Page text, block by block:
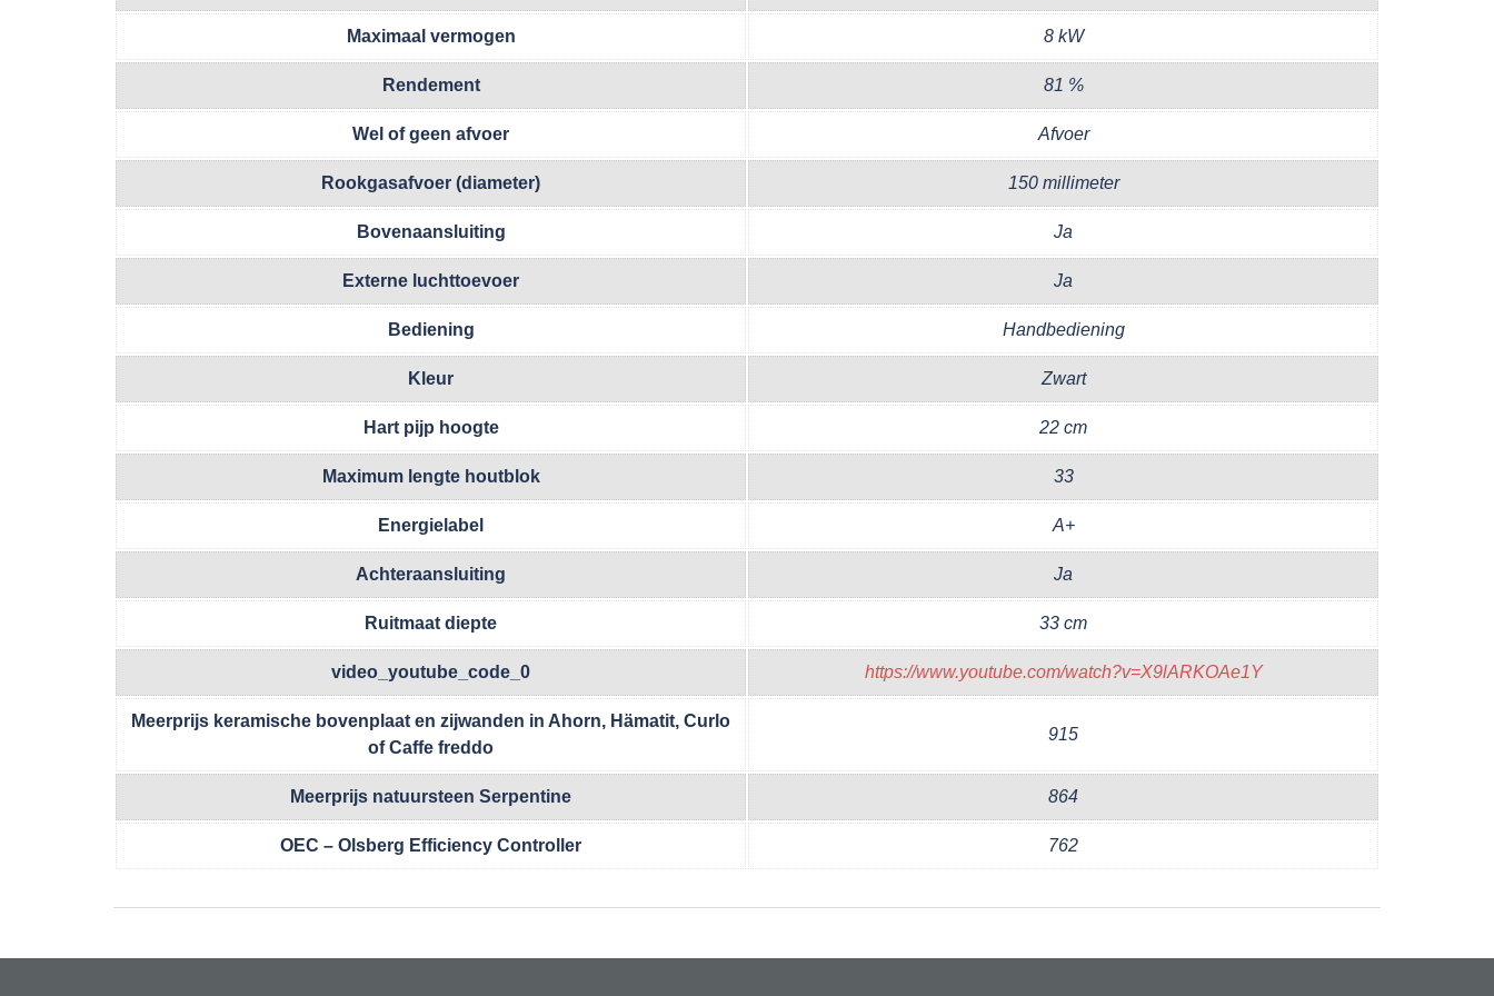
Maximaal vermogen 8 kW
Rendement 81 %
Wel of geen afvoer Afvoer
Rookgasafvoer (diameter) 150 millimeter
Bovenaansluiting Ja
Externe luchttoevoer Ja
Bediening Handbediening
Kleur Zwart
Hart pijp hoogte 22 cm
Maximum lengte houtblok 33
Energielabel A+
Achteraansluiting Ja
Ruitmaat diepte 33 cm
video_youtube_code_0 https://www.youtube.com/watch?v=X9lARKOAe1Y
Meerprijs keramische bovenplaat en zijwanden in Ahorn, Hämatit, Curlo
of Caffe freddo
915
Meerprijs natuursteen Serpentine 864
OEC – Olsberg Efficiency Controller 762